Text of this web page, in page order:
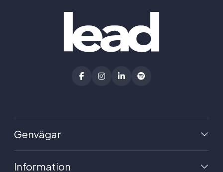
Genvägar
Information